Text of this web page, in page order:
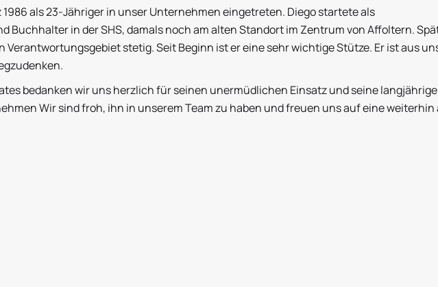
1986 als 23-Jähriger in unser Unternehmen eingetreten. Diego startete als
Buchhalter in der SHS, damals noch am alten Standort im Zentrum von Affoltern.
Verantwortungsgebiet stetig. Seit Beginn ist er eine sehr wichtige Stütze. Er ist aus
bedanken wir uns herzlich für seinen unermüdlichen Einsatz und seine
Wir sind froh, ihn in unserem Team zu haben und freuen uns auf eine